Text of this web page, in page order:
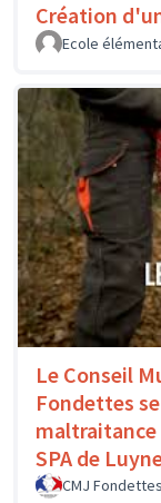
Création
Ecole
Le Conseil
Fondettes
maltraitance
SPA de
CMJ Fondettes